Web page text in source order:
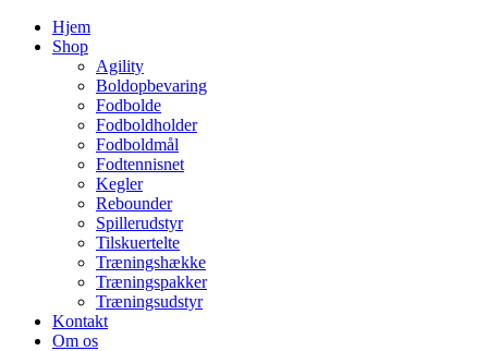
Hjem
Shop
Agility
Boldopbevaring
Fodbolde
Fodboldholder
Fodboldmål
Fodtennisnet
Kegler
Rebounder
Spillerudstyr
Tilskuertelte
Træningshække
Træningspakker
Træningsudstyr
Kontakt
Om os